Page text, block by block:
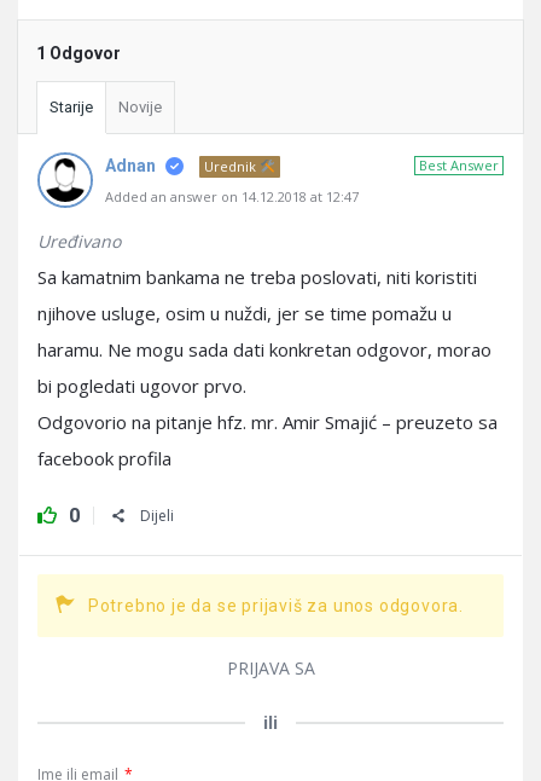
1 Odgovor
Starije Novije
Best Answer
Adnan
Urednik
Added an answer on 14.12.2018 at 12:47
Uređivano
Sa kamatnim bankama ne treba poslovati, niti koristiti
njihove usluge, osim u nuždi, jer se time pomažu u
haramu. Ne mogu sada dati konkretan odgovor, morao
bi pogledati ugovor prvo.
Odgovorio na pitanje hfz. mr. Amir Smajić – preuzeto sa
facebook profila
0 Dijeli
Potrebno je da se prijaviš za unos odgovora.
PRIJAVA SA
ili
Ime ili email *